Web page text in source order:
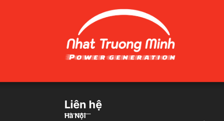
Liên hệ
Hà Nội